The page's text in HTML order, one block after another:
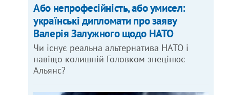
Або непрофесійність, або умисел:
українські дипломати про заяву
Валерія Залужного щодо НАТО
Чи існує реальна альтернатива НАТО і
навіщо колишній Головком знецінює
Альянс?